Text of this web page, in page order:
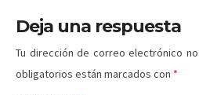
Deja una respuesta
Tu dirección de correo electrónico
obligatorios están marcados con *